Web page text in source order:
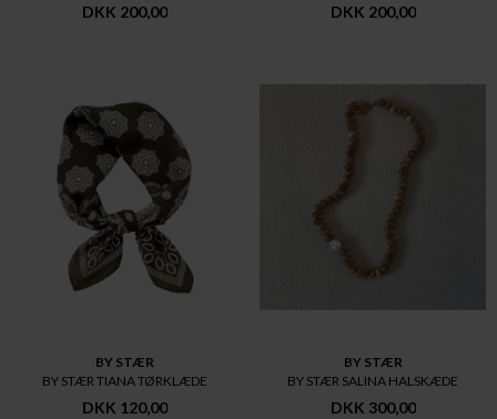
DKK 200,00 DKK 200,00
BY STÆR
BY STÆR TIANA TØRKLÆDE
DKK 120,00
BY STÆR
BY STÆR SALINA HALSKÆDE
DKK 300,00